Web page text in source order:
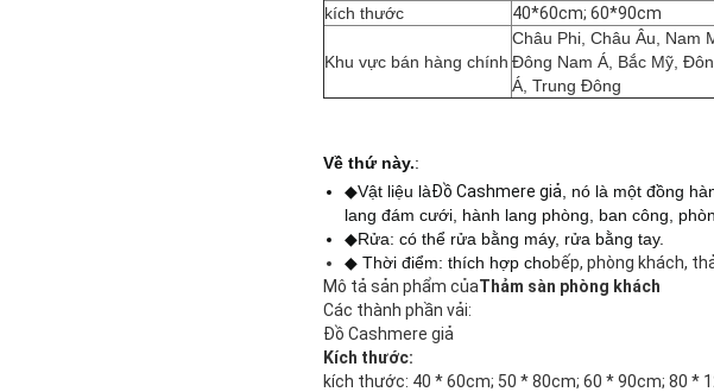
kích thước
40*60cm; 60*90cm
Khu vực bán hàng chính
Châu Phi, Châu Âu, Nam
Đông Nam Á, Bắc Mỹ,
Á, Trung Đông
Về thứ này.:
◆Vật liệu làĐồ Cashmere giả , nó là một đồng
lang đám cưới, hành lang phòng, ban công,
◆Rửa: có thể rửa bằng máy, rửa bằng tay.
◆ Thời điểm: thích hợp chobếp, phòng khách,
Mô tả sản phẩm củaThảm sàn phòng khách
Các thành phần vải:
Đồ Cashmere giả
Kích thước:
kích thước: 40 * 60cm; 50 * 80cm; 60 * 90cm; 80